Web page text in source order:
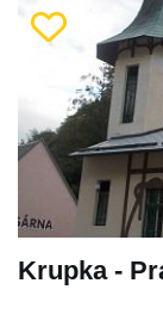
Krupka -